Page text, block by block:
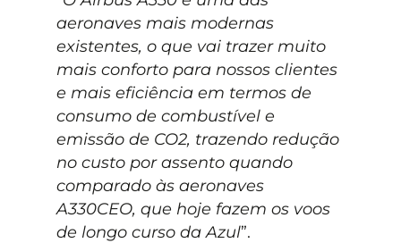
aeronaves mais modernas
existentes, o que vai trazer muito
mais conforto para nossos clientes
e mais eficiência em termos de
consumo de combustível e
emissão de CO2, trazendo redução
no custo por assento quando
comparado às aeronaves
A330CEO, que hoje fazem os voos
de longo curso da Azul”.